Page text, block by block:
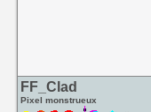
FF_Clad
Pixel monstrueux